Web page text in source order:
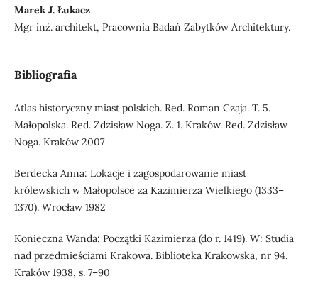
Marek J. Łukacz
Mgr inż. architekt, Pracownia Badań Zabytków Architektury.
Bibliografia
Atlas historyczny miast polskich. Red. Roman Czaja. T. 5.
Małopolska. Red. Zdzisław Noga. Z. 1. Kraków. Red. Zdzisław
Noga. Kraków 2007
Berdecka Anna: Lokacje i zagospodarowanie miast
królewskich w Małopolsce za Kazimierza Wielkiego (1333–
1370). Wrocław 1982
Konieczna Wanda: Początki Kazimierza (do r. 1419). W: Studia
nad przedmieściami Krakowa. Biblioteka Krakowska, nr 94.
Kraków 1938, s. 7–90